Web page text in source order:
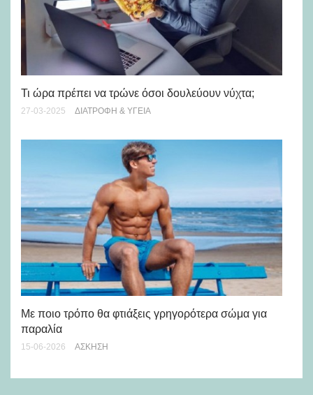
Τι ώρα πρέπει να τρώνε όσοι δουλεύουν νύχτα;
27-03-2025 ΔΙΑΤΡΟΦΉ & ΥΓΕΊΑ
Με ποιο τρόπο θα φτιάξεις γρηγορότερα σώμα για
παραλία
15-06-2026 ΆΣΚΗΣΗ